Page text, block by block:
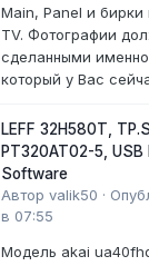
LEFF
eMMC.
NAND FLASH
LEFF 50U540S
Main:
Cpu:
...
Main, Panel и
TV. Фотографии
сделанными именно
который у Вас
LEFF 32H580T,
PT320AT02-5, USB
Software
Авторvalik50 ·
в 07:55
Модель akai